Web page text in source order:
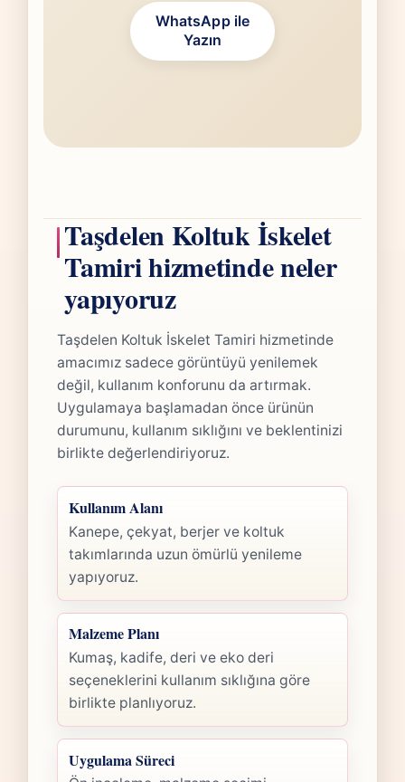
WhatsApp ile
Yazın
Taşdelen Koltuk İskelet
Tamiri hizmetinde neler
yapıyoruz
Taşdelen Koltuk İskelet Tamiri hizmetinde
amacımız sadece görüntüyü yenilemek
değil, kullanım konforunu da artırmak.
Uygulamaya başlamadan önce ürünün
durumunu, kullanım sıklığını ve beklentinizi
birlikte değerlendiriyoruz.
Kullanım Alanı
Kanepe, çekyat, berjer ve koltuk
takımlarında uzun ömürlü yenileme
yapıyoruz.
Malzeme Planı
Kumaş, kadife, deri ve eko deri
seçeneklerini kullanım sıklığına göre
birlikte planlıyoruz.
Uygulama Süreci